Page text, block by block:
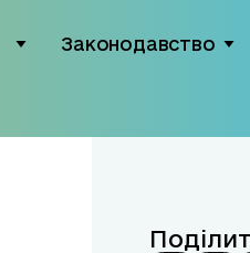
Законодавство